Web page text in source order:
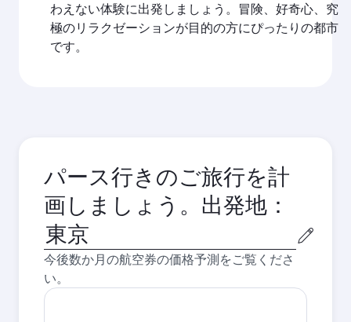
わえない体験に出発しましょう。冒険、好奇心、究
極のリラクゼーションが目的の方にぴったりの都市
です。
パース行きのご旅行を計
画しましょう。出発地：
出
発
都
市
今後数か月の航空券の価格予測をご覧くださ
い。